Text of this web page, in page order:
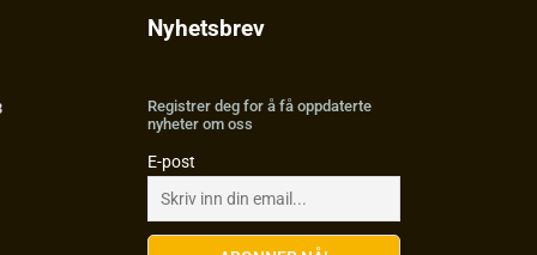
Nyhetsbrev
Registrer deg for å få oppdaterte
nyheter om oss
E-post